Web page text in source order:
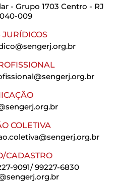
- Grupo 1703 Centro - RJ
009
JURÍDICOS
COLETIVA
CADASTRO
9091/ 99227-6830